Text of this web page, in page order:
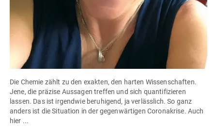
Die Chemie zählt zu den exakten, den harten Wissenschaften.
Jene, die präzise Aussagen treffen und sich quantifizieren
lassen. Das ist irgendwie beruhigend, ja verlässlich. So ganz
anders ist die Situation in der gegenwärtigen Coronakrise. Auch
hier ...